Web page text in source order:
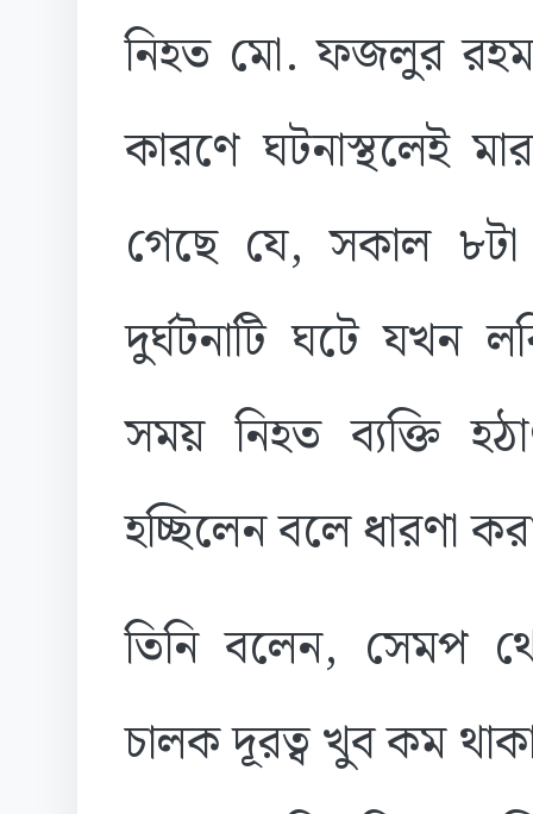
নিহত মো. ফজলুর
কারণে ঘটনাস্থলেই
গেছে যে, সকাল
দুর্ঘটনাটি ঘটে যখন
সময় নিহত ব্যক্তি
হচ্ছিলেন বলে ধারণা
তিনি বলেন, সেমপ
চালক দূরত্ব খুব কম